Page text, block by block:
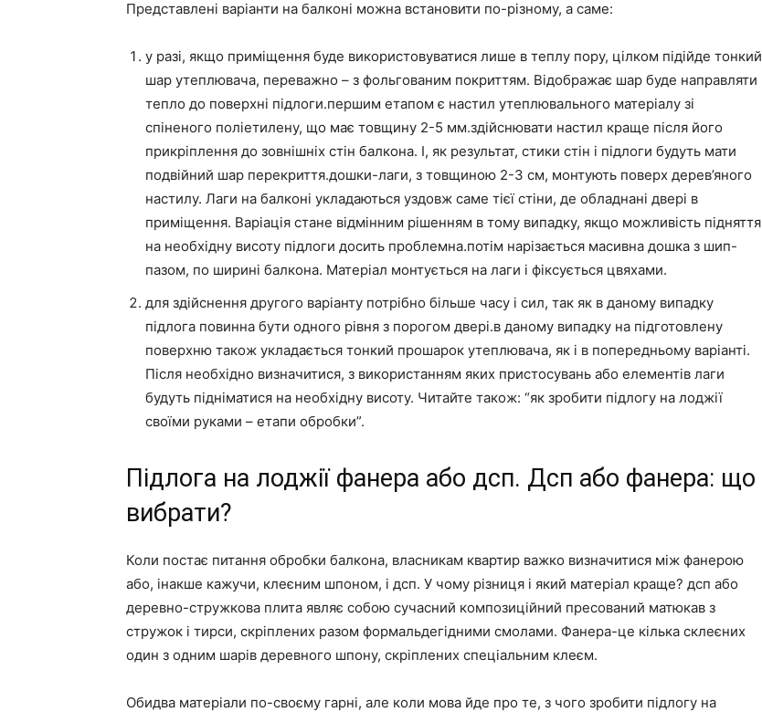
Представлені варіанти на балконі можна встановити по-різному, а саме:
у разі, якщо приміщення буде використовуватися лише в теплу пору, цілком підійде тонкий
шар утеплювача, переважно – з фольгованим покриттям. Відображає шар буде направляти
тепло до поверхні підлоги.першим етапом є настил утеплювального матеріалу зі
спіненого поліетилену, що має товщину 2-5 мм.здійснювати настил краще після його
прикріплення до зовнішніх стін балкона. І, як результат, стики стін і підлоги будуть мати
подвійний шар перекриття.дошки-лаги, з товщиною 2-3 см, монтують поверх дерев’яного
настилу. Лаги на балконі укладаються уздовж саме тієї стіни, де обладнані двері в
приміщення. Варіація стане відмінним рішенням в тому випадку, якщо можливість підняття
на необхідну висоту підлоги досить проблемна.потім нарізається масивна дошка з шип-
пазом, по ширині балкона. Матеріал монтується на лаги і фіксується цвяхами.
для здійснення другого варіанту потрібно більше часу і сил, так як в даному випадку
підлога повинна бути одного рівня з порогом двері.в даному випадку на підготовлену
поверхню також укладається тонкий прошарок утеплювача, як і в попередньому варіанті.
Після необхідно визначитися, з використанням яких пристосувань або елементів лаги
будуть підніматися на необхідну висоту. Читайте також: “як зробити підлогу на лоджії
своїми руками – етапи обробки”.
Підлога на лоджії фанера або дсп. Дсп або фанера: що
вибрати?
Коли постає питання обробки балкона, власникам квартир важко визначитися між фанерою
або, інакше кажучи, клеєним шпоном, і дсп. У чому різниця і який матеріал краще? дсп або
деревно-стружкова плита являє собою сучасний композиційний пресований матюкав з
стружок і тирси, скріплених разом формальдегідними смолами. Фанера-це кілька склеєних
один з одним шарів деревного шпону, скріплених спеціальним клеєм.
Обидва матеріали по-своєму гарні, але коли мова йде про те, з чого зробити підлогу на